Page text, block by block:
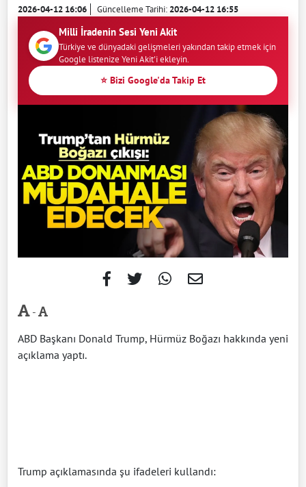
2026-04-12 16:06 Güncelleme Tarihi:2026-04-12 16:55
Milli İradenin Sesi Yeni Akit
Türkiye ve dünyadaki gelişmeleri yakından takip etmek için
Google listenize Yeni Akit'i ekleyin.
⭐ Bizi Google'da Takip Et
-
ABD Başkanı Donald Trump, Hürmüz Boğazı hakkında yeni
açıklama yaptı.
Trump açıklamasında şu ifadeleri kullandı: